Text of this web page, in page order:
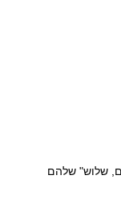
שלוש" שלהם